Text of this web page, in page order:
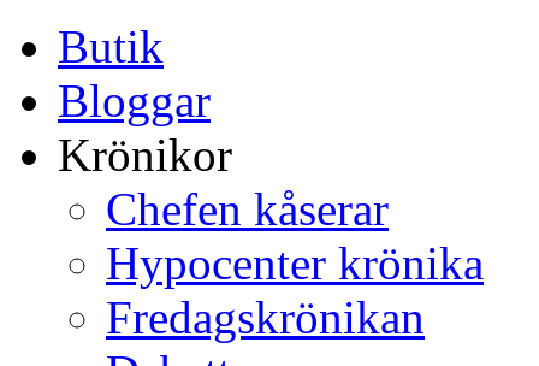
Butik
Bloggar
Krönikor
Chefen kåserar
Hypocenter krönika
Fredagskrönikan